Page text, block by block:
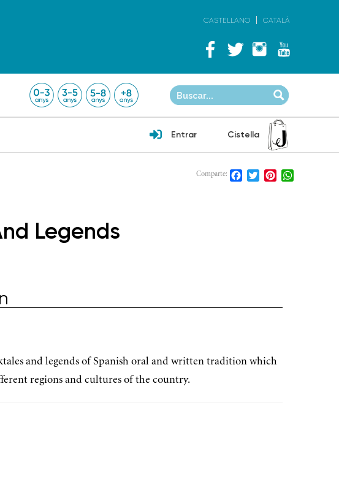
CASTELLANO CATALÀ
Entrar Cistella
Comparte: Facebook
TwitterPinterest
Legends
and legends of Spanish oral and written tradition which
regions and cultures of the country.